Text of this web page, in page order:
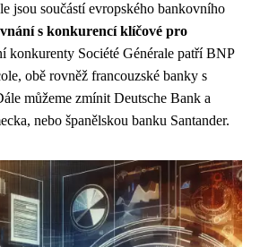
jsou součástí evropského bankovního
s konkurencí klíčové pro
konkurenty Société Générale patří BNP
obě rovněž francouzské banky s
můžeme zmínit Deutsche Bank a
nebo španělskou banku Santander.